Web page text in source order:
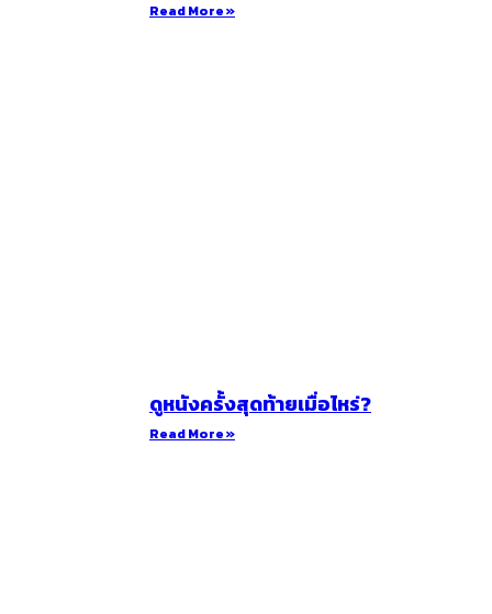
Read More »
ดูหนังครั้งสุดท้ายเมื่อไหร่?
Read More »